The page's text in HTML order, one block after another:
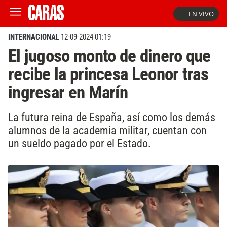
EN VIVO
INTERNACIONAL 12-09-2024 01:19
El jugoso monto de dinero que
recibe la princesa Leonor tras
ingresar en Marín
La futura reina de España, así como los demás
alumnos de la academia militar, cuentan con
un sueldo pagado por el Estado.